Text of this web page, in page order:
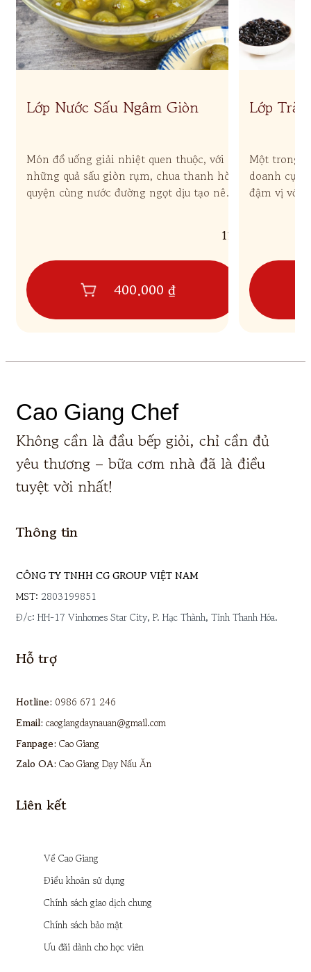
Món đồ uống giải nhiệt quen thuộc, với
những quả sấu giòn rụm, chua thanh hòa
quyện cùng nước đường ngọt dịu tạo nên
Lớp Nước Sấu Ngâm Giòn
119
400.000 ₫
Một trong
doanh cực
đậm vị với
Lớp Trà
Cao Giang Chef
Không cần là đầu bếp giỏi, chỉ cần đủ
yêu thương – bữa cơm nhà đã là điều
tuyệt vời nhất!
Liên kết
Về Cao Giang
Điều khoản sử dụng
Chính sách giao dịch chung
Chính sách bảo mật
Ưu đãi dành cho học viên
Email: caogiangdaynauan@gmail.com
Hỗ trợ
Hotline: 0986 671 246
Zalo OA: Cao Giang Dạy Nấu Ăn
Fanpage: Cao Giang
MST: 2803199851
Thông tin
Đ/c: HH-17 Vinhomes Star City, P. Hạc Thành, Tỉnh Thanh Hóa.
CÔNG TY TNHH CG GROUP VIỆT NAM